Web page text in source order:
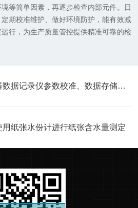
等简单因素，再逐步检查内部元件。日
期校准维护、做好环境防护，能有效减
行，为生产质量管控提供精准可靠的检
高温灭菌器数据记录仪参数校准、数据存储与报表生成功能深度解析
用纸张水份计进行纸张含水量测定